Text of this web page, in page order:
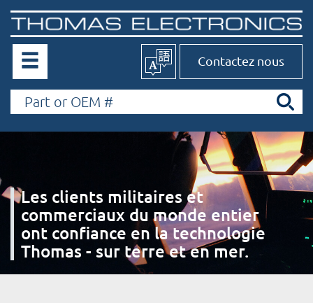
Contactez nous
Les clients militaires et
commerciaux du monde entier
ont confiance en la technologie
Thomas - sur terre et en mer.